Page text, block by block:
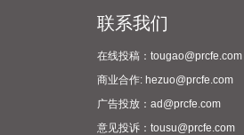
联系我们
在线投稿：tougao@prcfe.com
商业合作: hezuo@prcfe.com
广告投放：ad@prcfe.com
意见投诉：tousu@prcfe.com